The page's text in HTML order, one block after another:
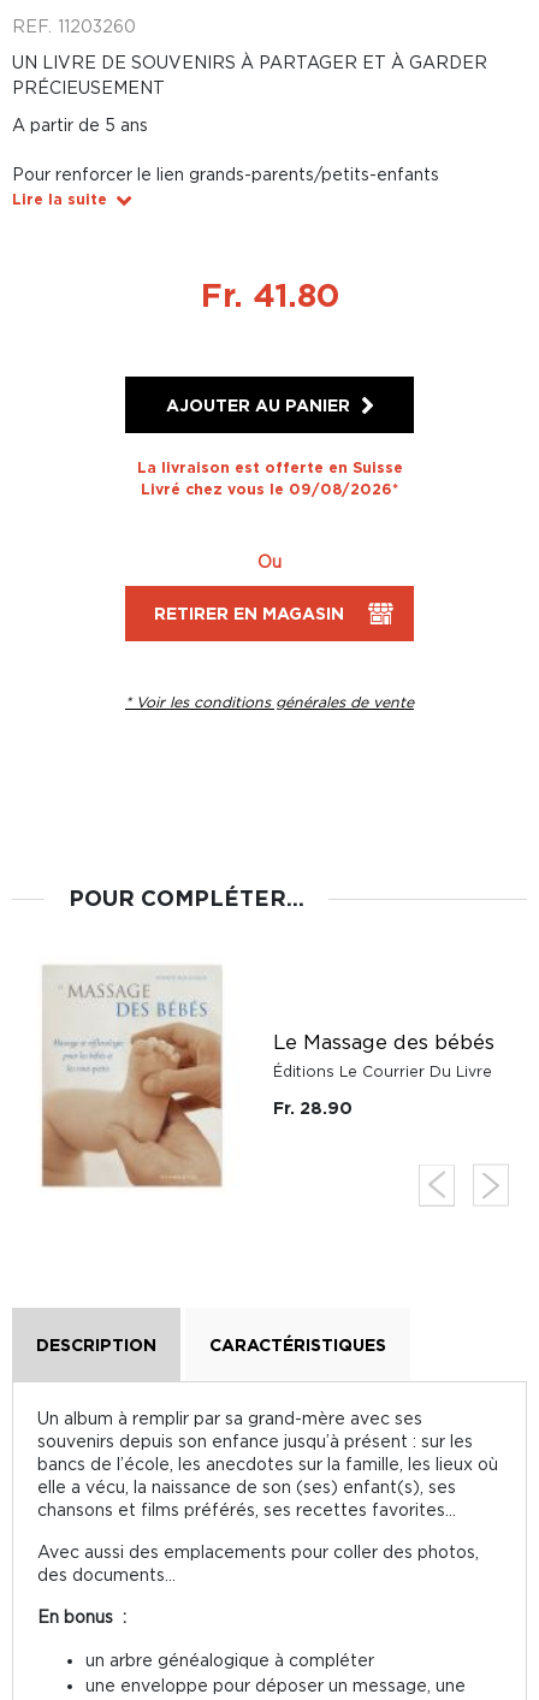
REF. 11203260
UN LIVRE DE SOUVENIRS À PARTAGER ET À GARDER
PRÉCIEUSEMENT
A partir de 5 ans
Pour renforcer le lien grands-parents/petits-enfants
Lire la suite
Fr. 41.80
AJOUTER AU PANIER
La livraison est offerte en Suisse
Livré chez vous le 09/08/2026*
Ou
RETIRER EN MAGASIN
* Voir les conditions générales de vente
POUR COMPLÉTER...
Le Massage des bébés
Éditions Le Courrier Du Livre
Fr. 28.90
DESCRIPTION CARACTÉRISTIQUES
Un album à remplir par sa grand-mère avec ses
souvenirs depuis son enfance jusqu’à présent : sur les
bancs de l’école, les anecdotes sur la famille, les lieux où
elle a vécu, la naissance de son (ses) enfant(s), ses
chansons et films préférés, ses recettes favorites…
Avec aussi des emplacements pour coller des photos,
des documents…
En bonus :
un arbre généalogique à compléter
une enveloppe pour déposer un message, une